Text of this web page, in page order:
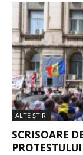
ALTE ŞTIRI
SCRISOARE